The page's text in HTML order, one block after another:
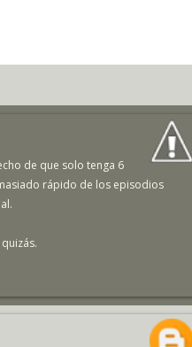
de que solo tenga 6
rápido de los episodios